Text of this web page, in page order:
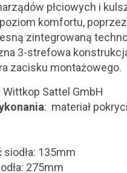
płciowych i
komfortu,
zintegrowaną
3-strefowa
zacisku montażowego.
Wittkop Sattel GmbH
: materiał
siodła: 135mm
275mm